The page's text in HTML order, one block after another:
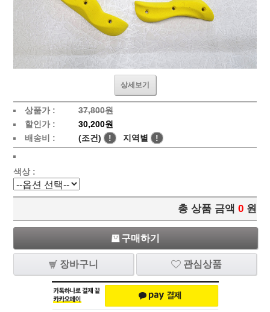
상세보기
상품가 :
37,800원
할인가 :
30,200원
배송비 :
(조건) ! 지역별 !
색상 :
총 상품 금액 0 원
구매하기
장바구니 관심상품